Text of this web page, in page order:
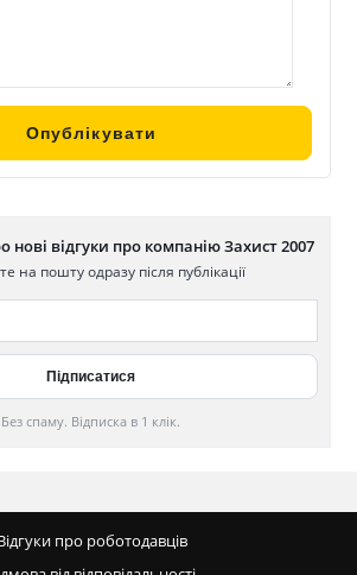
нові відгуки про компанію Захист 2007
на пошту одразу після публікації
Без спаму. Відписка в 1 клік.
про роботодавців